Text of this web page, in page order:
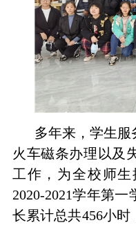
多年来，学生服
火车磁条办理以及
工作，为全校师生
2020-2021学年第一
长累计总共456小时